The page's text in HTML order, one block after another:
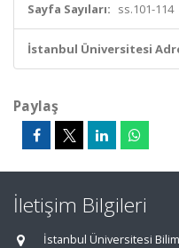
Sayfa Sayıları: ss.101-114
İstanbul Üniversitesi
Paylaş
İletişim Bilgileri
İstanbul Üniversitesi